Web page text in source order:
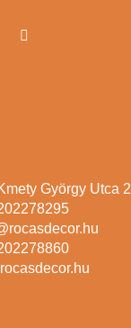
György Utca 2